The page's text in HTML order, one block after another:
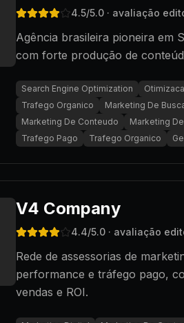
4.5/5.0 · avaliação
Agência brasileira pioneira em
com forte produção de
Search Engine Optimization
Trafego Organico
Marketing De
Marketing De Conteudo
Marketing
Trafego Pago
Trafego Organico
V4 Company
4.4/5.0 · avaliação
Rede de assessorias de
performance e tráfego pago,
vendas e ROI.